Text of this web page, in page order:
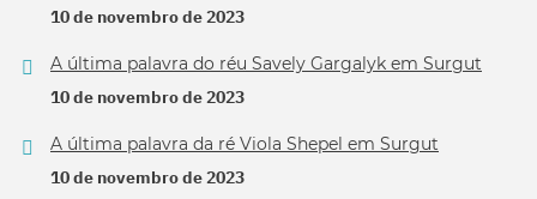
10 de novembro de 2023
A última palavra do réu Savely Gargalyk em Surgut
10 de novembro de 2023
A última palavra da ré Viola Shepel em Surgut
10 de novembro de 2023